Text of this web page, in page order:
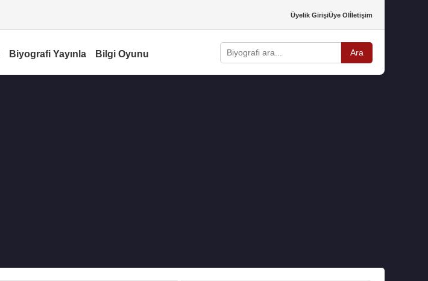
Üyelik GirişiÜye Olİletişim
Biyografi Yayınla Bilgi Oyunu Ara